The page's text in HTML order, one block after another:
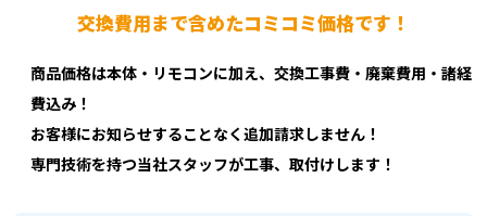
交換費用まで含めたコミコミ価格です！
商品価格は本体・リモコンに加え、交換工事費・廃棄費用・諸経
費込み！
お客様にお知らせすることなく追加請求しません！
専門技術を持つ当社スタッフが工事、取付けします！